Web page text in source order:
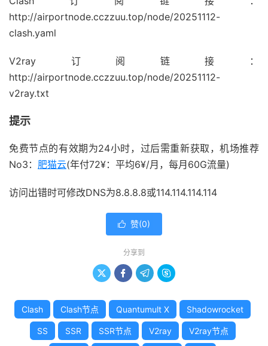
http://airportnode.cczzuu.top/node/20251112-
clash.yaml
V2ray订阅链接：
http://airportnode.cczzuu.top/node/20251112-
v2ray.txt
提示
免费节点的有效期为24小时，过后需重新获取，机场推荐
No3： 肥猫云(年付72¥：平均6¥/月，每月60G流量)
访问出错时可修改DNS为8.8.8.8或114.114.114.114
 赞(0)
分享到
   
Clash Clash节点 Quantumult X Shadowrocket
SS SSR SSR节点 V2ray V2ray节点